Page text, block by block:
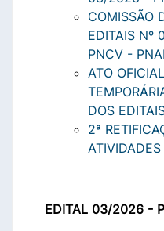
COMISSÃO
EDITAIS
PNCV -
ATO
DOS
2ª
EDITAL 03/2026 -